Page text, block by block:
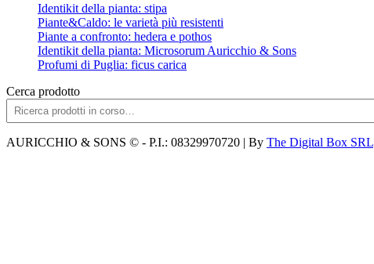
Identikit della pianta: stipa
Piante&Caldo: le varietà più resistenti
Piante a confronto: hedera e pothos
Identikit della pianta: Microsorum Auricchio & Sons
Profumi di Puglia: ficus carica
Cerca prodotto
AURICCHIO & SONS © - P.I.: 08329970720 | By The Digital Box SRL